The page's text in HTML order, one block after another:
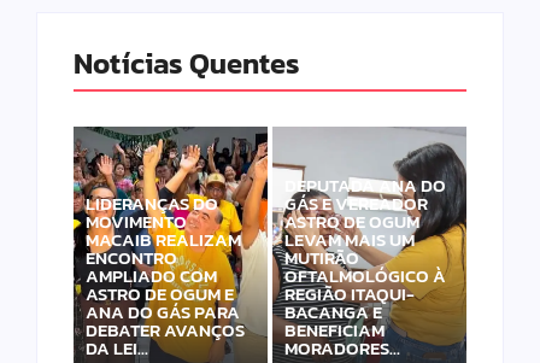
Notícias Quentes
LIDERANÇAS DO
MOVIMENTO
MACAIB REALIZAM
ENCONTRO
AMPLIADO COM
ASTRO DE OGUM E
ANA DO GÁS PARA
DEBATER AVANÇOS
DA LEI…
DEPUTADA ANA DO
GÁS E VEREADOR
ASTRO DE OGUM
LEVAM MAIS UM
MUTIRÃO
OFTALMOLÓGICO À
REGIÃO ITAQUI-
BACANGA E
BENEFICIAM
MORADORES…